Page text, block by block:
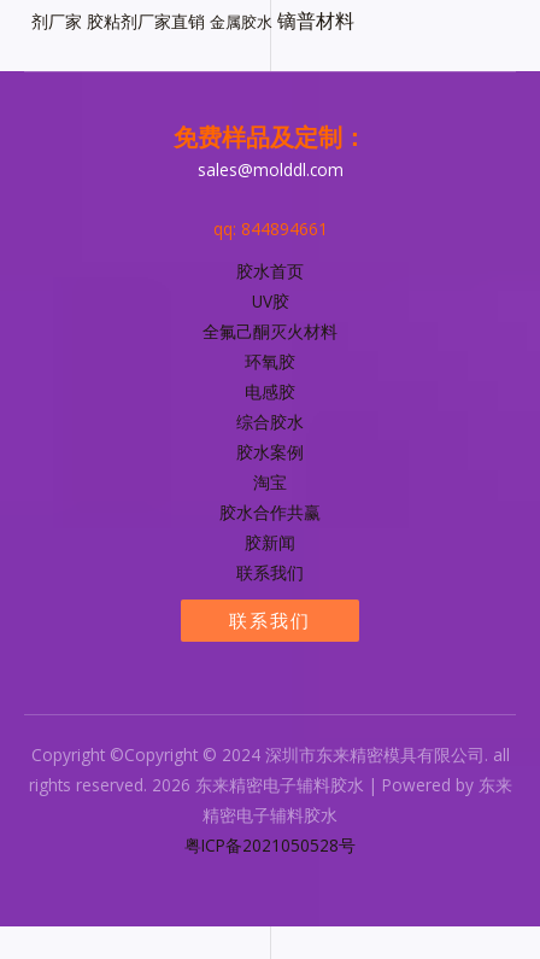
剂厂家 胶粘剂厂家直销 金属胶水 镝普材料
免费样品及定制：
sales@molddl.com
qq: 844894661
胶水首页
UV胶
全氟己酮灭火材料
环氧胶
电感胶
综合胶水
胶水案例
淘宝
胶水合作共赢
胶新闻
联系我们
联系我们
Copyright ©Copyright © 2024 深圳市东来精密模具有限公司. all
rights reserved. 2026 东来精密电子辅料胶水 | Powered by 东来
精密电子辅料胶水
粤ICP备2021050528号